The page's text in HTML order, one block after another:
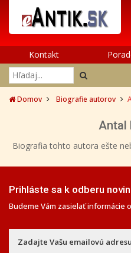
Kontakt
Domov Biografie autorov
Antal
Biografia tohto autora ešte
Prihláste sa k odberu
Budeme Vám zasielať informácie